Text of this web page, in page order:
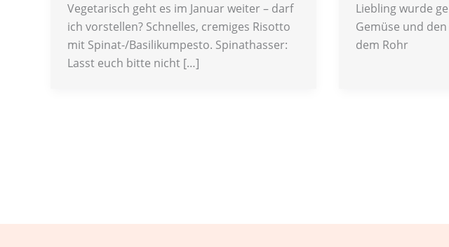
Vegetarisch geht es im Januar weiter – darf
ich vorstellen? Schnelles, cremiges Risotto
mit Spinat-/Basilikumpesto. Spinathasser:
Lasst euch bitte nicht […]
Liebling wurde
Gemüse und
dem Rohr